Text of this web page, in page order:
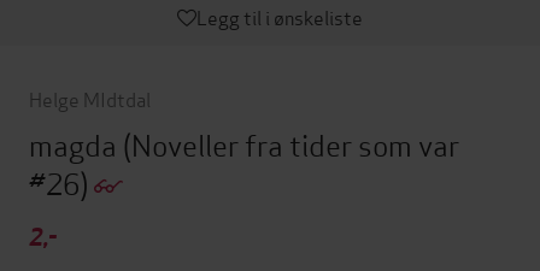
Legg til i ønskeliste
Helge MIdtdal
magda (Noveller fra tider som var
#26)
2,-